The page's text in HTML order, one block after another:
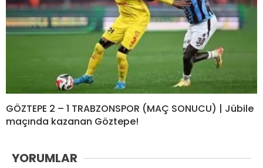
GÖZTEPE 2 – 1 TRABZONSPOR (MAÇ SONUCU) | Jübile
maçında kazanan Göztepe!
YORUMLAR